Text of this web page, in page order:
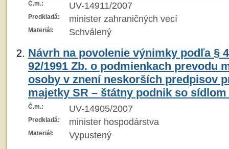
Č.m.: UV-14911/2007
Predkladá: minister zahraničných vecí
Materiál: Schválený
Návrh na povolenie výnimky podľa §
92/1991 Zb. o podmienkach prevodu
osoby v znení neskorších predpisov
majetky SR – štátny podnik so
Č.m.: UV-14905/2007
Predkladá: minister hospodárstva
Materiál: Vypustený